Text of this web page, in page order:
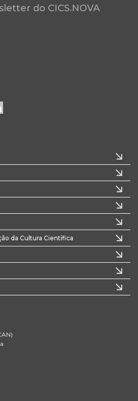
do CICS.NOVA
da Cultura Científica